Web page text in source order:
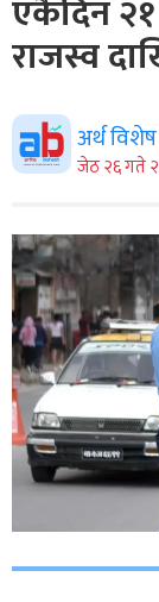
एकैदिन
राजस्व
अर्थ
जेठ २६ गते